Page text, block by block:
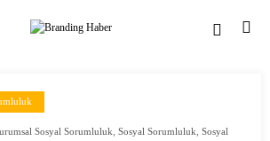
Sosyal Sorumluluk Sosyal Sorumluluk
Sosyal